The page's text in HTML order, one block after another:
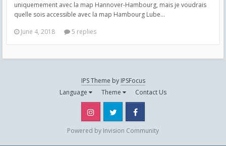
uniquemement avec la map Hannover-Hambourg, mais je voudrais
quelle sois accessible avec la map Hambourg Lube...
June 4, 2018
5 replies
IPS Theme by IPSFocus
Language
Theme Contact Us
Instagram Twitter
Powered by Invision Community